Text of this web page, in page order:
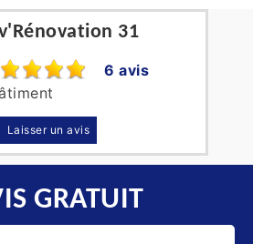
31
6 avis
Laisser un avis
GRATUIT